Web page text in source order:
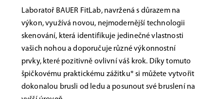
Laboratoř BAUER FitLab, navržená s důrazem na
výkon, využívá novou, nejmodernější technologii
skenování, která identifikuje jedinečné vlastnosti
vašich nohou a doporučuje různé výkonnostní
prvky, které pozitivně ovlivní váš krok. Díky tomuto
špičkovému praktickému zážitku* si můžete vytvořit
dokonalou brusli od ledu a posunout své bruslení na